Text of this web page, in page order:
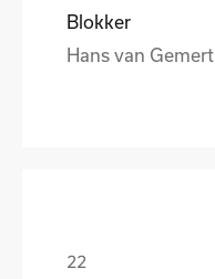
Blokker
Hans van Gemert